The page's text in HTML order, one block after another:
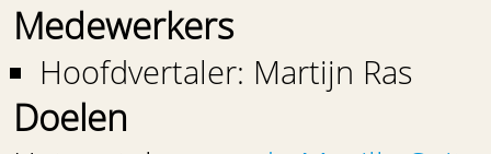
Medewerkers
Hoofdvertaler: Martijn Ras
Doelen